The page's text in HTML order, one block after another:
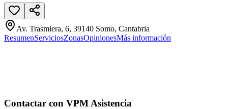
Av. Trasmiera, 6, 39140 Somo, Cantabria
ResumenServiciosZonasOpinionesMás información
Contactar con VPM Asistencia